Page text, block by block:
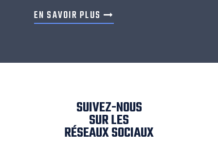
EN SAVOIR PLUS
SUIVEZ-NOUS
SUR LES
RÉSEAUX SOCIAUX